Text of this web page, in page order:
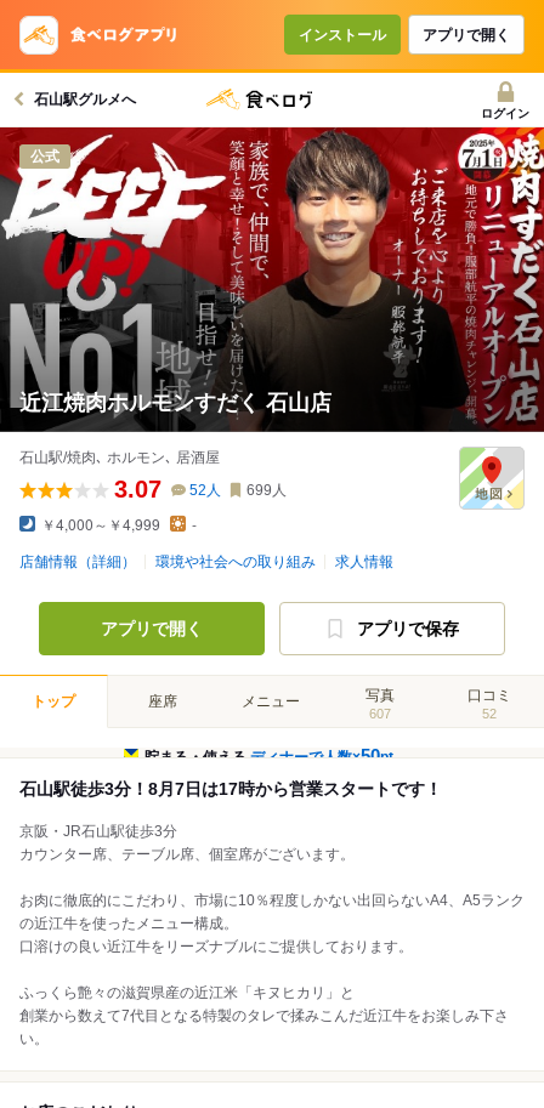
インストール アプリで開く
石山駅グルメへ
ログイン
公式
近江焼肉ホルモンすだく 石山店
石山駅/焼肉､ ホルモン､ 居酒屋
3.07 52 人 699 人
￥4,000～￥4,999 -
店舗情報（詳細） 環境や社会への取り組み 求人情報
アプリで開く アプリで保存
トップ 座席 メニュー 写真
607
口コミ
52
貯まる・使えるディナーで人数×50pt
石山駅徒歩3分！8月7日は17時から営業スタートです！
京阪・JR石山駅徒歩3分
カウンター席、テーブル席、個室席がございます。
お肉に徹底的にこだわり、市場に10％程度しかない出回らないA4、A5ランク
の近江牛を使ったメニュー構成。
口溶けの良い近江牛をリーズナブルにご提供しております。
ふっくら艶々の滋賀県産の近江米「キヌヒカリ」と
創業から数えて7代目となる特製のタレで揉みこんだ近江牛をお楽しみ下さ
い。
コースで使えるクーポン
戻る
クーポンを利用せず予約する